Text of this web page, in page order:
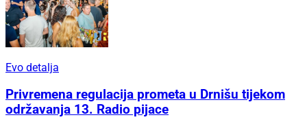
Evo detalja
Privremena regulacija prometa u Drnišu tijekom
održavanja 13. Radio pijace